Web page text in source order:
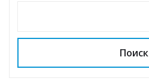
ss
ki
p
Поиск